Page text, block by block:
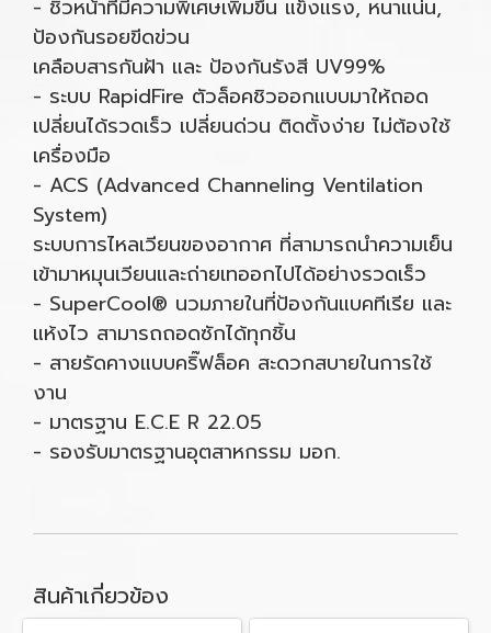
- ชิวหน้าที่มีความพิเศษเพิ่มขึ้น แข็งแรง, หนาแน่น,
ป้องกันรอยขีดข่วน
เคลือบสารกันฝ้า และ ป้องกันรังสี UV99%
- ระบบ RapidFire ตัวล็อคชิวออกแบบมาให้ถอด
เปลี่ยนได้รวดเร็ว เปลี่ยนด่วน ติดตั้งง่าย ไม่ต้องใช้
เครื่องมือ
- ACS (Advanced Channeling Ventilation
System)
ระบบการไหลเวียนของอากาศ ที่สามารถนำความเย็น
เข้ามาหมุนเวียนและถ่ายเทออกไปได้อย่างรวดเร็ว
- SuperCool® นวมภายในที่ป้องกันแบคทีเรีย และ
แห้งไว สามารถถอดซักได้ทุกชิ้น
- สายรัดคางแบบคริ๊ฟล็อค สะดวกสบายในการใช้
งาน
- มาตรฐาน E.C.E R 22.05
- รองรับมาตรฐานอุตสาหกรรม มอก.
สินค้าเกี่ยวข้อง